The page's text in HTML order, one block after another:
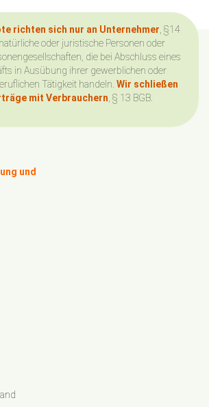
richten sich nur an Unternehmer , §14
oder juristische Personen oder
die bei Abschluss eines
in Ausübung ihrer gewerblichen oder
Tätigkeit handeln. Wir schließen
mit Verbrauchern , § 13 BGB.
und